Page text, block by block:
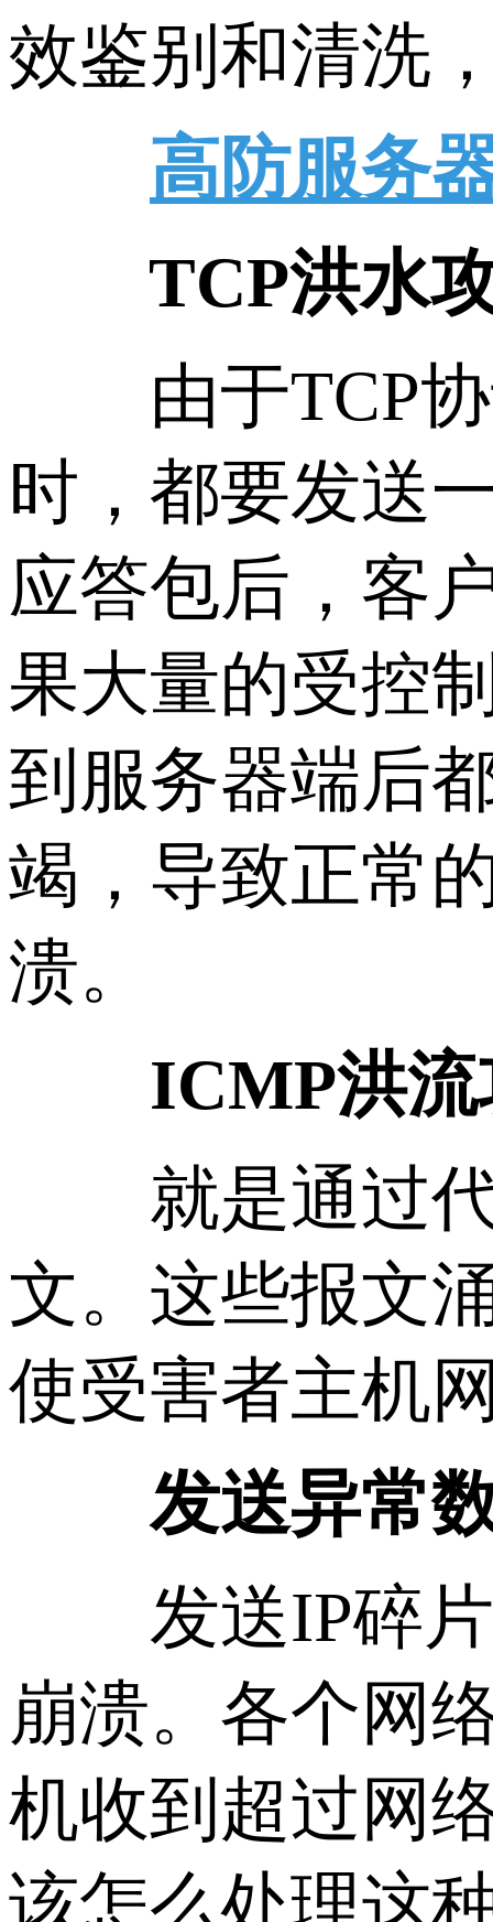
效鉴别和清洗
高防服务
TCP洪水攻
由于TCP协
时，都要发送
应答包后，客
果大量的受控
到服务器端后
竭，导致正常
溃。
ICMP洪流
就是通过代
文。这些报文
使受害者主机
发送异常数
发送IP碎片
崩溃。各个网
机收到超过网
该怎么处理这